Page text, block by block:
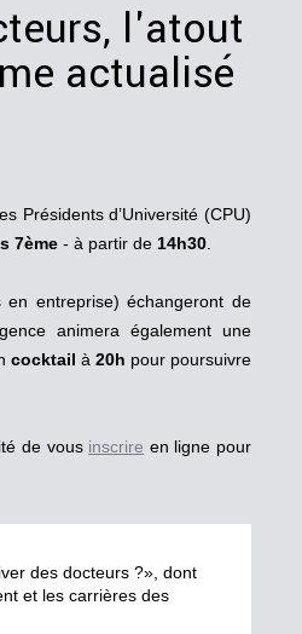
l'atout
actualisé
Présidents d’Université (CPU)
7ème - à partir de 14h30
en entreprise) échangeront de
animera également une
cocktail à 20h pour poursuivre
de vous inscrire en ligne pour
des docteurs ?», dont
et les carrières des